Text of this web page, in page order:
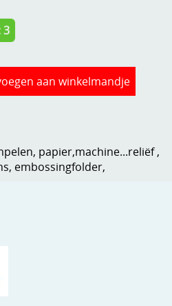
machines
3
papier,machine...reliëf ,
embossingfolder,